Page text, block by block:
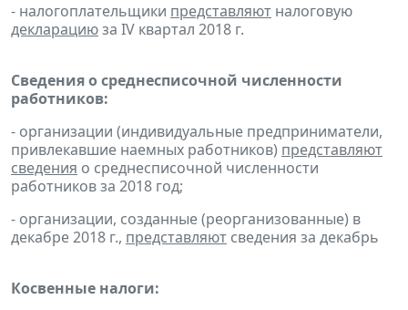
- налогоплательщики представляют налоговую
декларациюза IV квартал 2018 г.
Сведения о среднесписочной численности
работников:
- организации (индивидуальные предприниматели,
привлекавшие наемных работников) представляют
сведения о среднесписочной численности
работников за 2018 год;
- организации, созданные (реорганизованные) в
декабре 2018 г., представляют сведения за декабрь
Косвенные налоги: